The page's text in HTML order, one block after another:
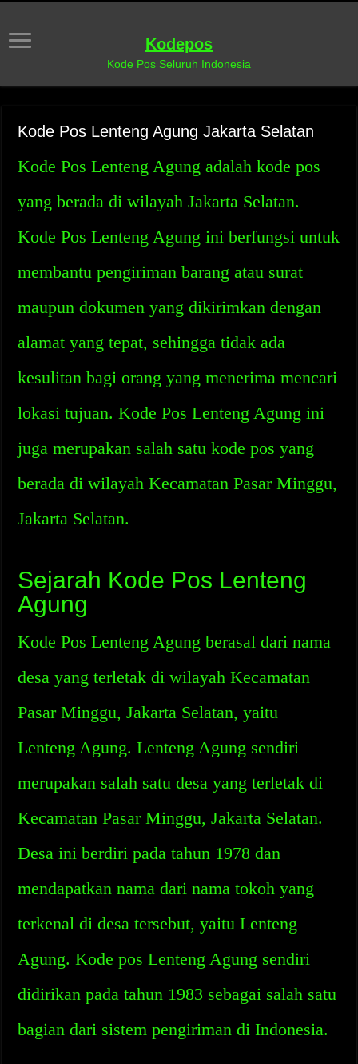
Kodepos
Kode Pos Seluruh Indonesia
Kode Pos Lenteng Agung Jakarta Selatan
Kode Pos Lenteng Agung adalah kode pos
yang berada di wilayah Jakarta Selatan.
Kode Pos Lenteng Agung ini berfungsi untuk
membantu pengiriman barang atau surat
maupun dokumen yang dikirimkan dengan
alamat yang tepat, sehingga tidak ada
kesulitan bagi orang yang menerima mencari
lokasi tujuan. Kode Pos Lenteng Agung ini
juga merupakan salah satu kode pos yang
berada di wilayah Kecamatan Pasar Minggu,
Jakarta Selatan.
Sejarah Kode Pos Lenteng
Agung
Kode Pos Lenteng Agung berasal dari nama
desa yang terletak di wilayah Kecamatan
Pasar Minggu, Jakarta Selatan, yaitu
Lenteng Agung. Lenteng Agung sendiri
merupakan salah satu desa yang terletak di
Kecamatan Pasar Minggu, Jakarta Selatan.
Desa ini berdiri pada tahun 1978 dan
mendapatkan nama dari nama tokoh yang
terkenal di desa tersebut, yaitu Lenteng
Agung. Kode pos Lenteng Agung sendiri
didirikan pada tahun 1983 sebagai salah satu
bagian dari sistem pengiriman di Indonesia.